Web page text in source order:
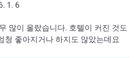
1. 6
많이 올랐습니다. 호텔이 커진 것도
청 좋아지거나 하지도 않았는데요